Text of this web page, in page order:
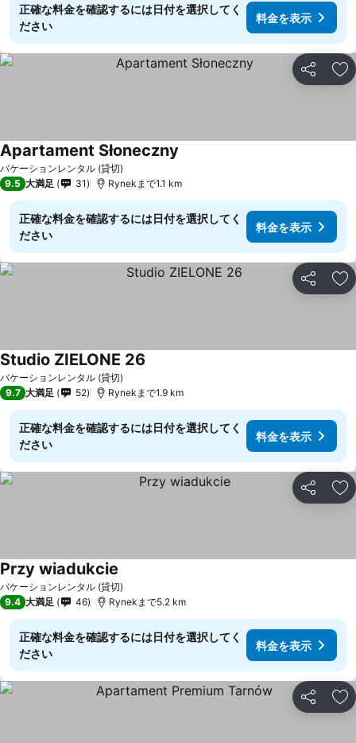
正確な料金を確認するには日付を選択してく
ださい
料金を表示
シェア お
バケーションレンタル (貸切)
Apartament Słoneczny
9.5 大満足 31 Rynekまで1.1 km
正確な料金を確認するには日付を選択してく
ださい
料金を表示
シェア お
バケーションレンタル (貸切)
Studio ZIELONE 26
9.7 大満足 52 Rynekまで1.9 km
正確な料金を確認するには日付を選択してく
ださい
料金を表示
シェア お
バケーションレンタル (貸切)
Przy wiadukcie
9.4 大満足 46 Rynekまで5.2 km
正確な料金を確認するには日付を選択してく
ださい
料金を表示
シェア お